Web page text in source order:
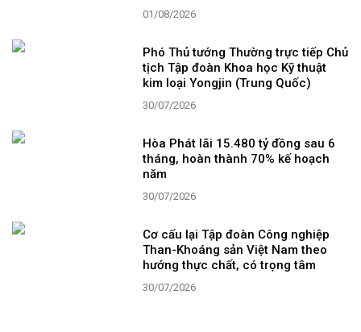
01/08/2026
Phó Thủ tướng Thường trực tiếp Chủ
tịch Tập đoàn Khoa học Kỹ thuật
kim loại Yongjin (Trung Quốc)
30/07/2026
Hòa Phát lãi 15.480 tỷ đồng sau 6
tháng, hoàn thành 70% kế hoạch
năm
30/07/2026
Cơ cấu lại Tập đoàn Công nghiệp
Than-Khoáng sản Việt Nam theo
hướng thực chất, có trọng tâm
30/07/2026